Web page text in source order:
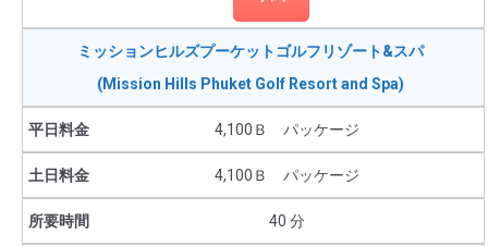
ミッションヒルズプーケットゴルフリゾート&スパ
(Mission Hills Phuket Golf Resort and Spa)
4,100Ｂ パッケージ
4,100Ｂ パッケージ
40 分